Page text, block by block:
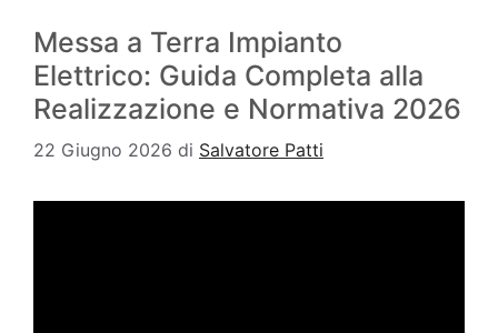
Messa a Terra Impianto
Elettrico: Guida Completa alla
Realizzazione e Normativa 2026
22 Giugno 2026 di Salvatore Patti